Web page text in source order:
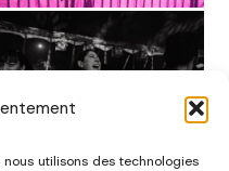
utilisons des technologies